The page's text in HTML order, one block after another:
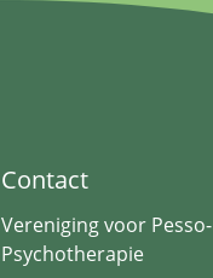
Contact
Vereniging voor Pesso-
Psychotherapie